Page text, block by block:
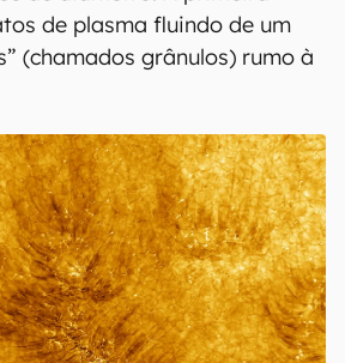
de plasma fluindo de um
(chamados grânulos) rumo à